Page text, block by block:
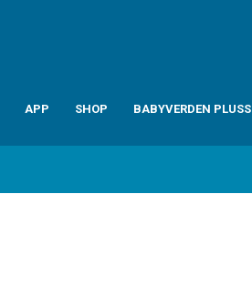
APP SHOP BABYVERDEN PLUSS